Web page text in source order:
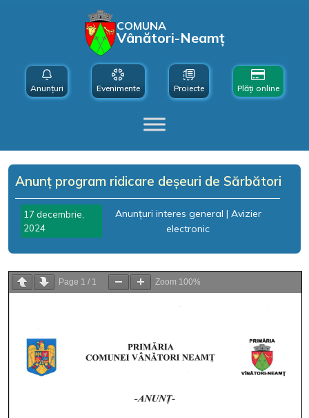
COMUNA
Vânători-Neamț
Anunțuri Evenimente Proiecte Plăți online
Anunț program ridicare deșeuri de Sărbători
17 decembrie,
2024
Anunțuri interes general | Avizier
electronic
Page 1 / 1 Zoom 100%